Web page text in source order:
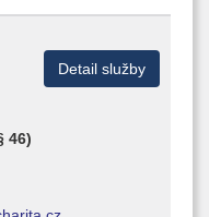
Detail služby
46)